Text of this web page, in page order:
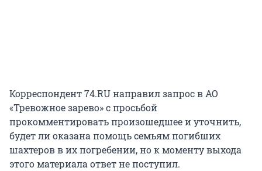
Корреспондент 74.RU направил запрос в АО
«Тревожное зарево» с просьбой
прокомментировать произошедшее и уточнить,
будет ли оказана помощь семьям погибших
шахтеров в их погребении, но к моменту выхода
этого материала ответ не поступил.